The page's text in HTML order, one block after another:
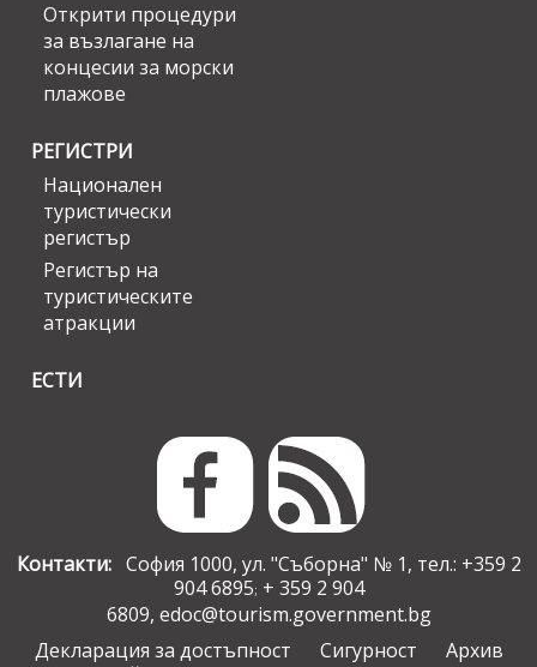
Открити процедури
за възлагане на
концесии за морски
плажове
РЕГИСТРИ
Национален
туристически
регистър
Регистър на
туристическите
атракции
ЕСТИ
Контакти:София 1000, ул. "Съборна" № 1, тел.: +359 2
904 6895; + 359 2 904
6809, edoc@tourism.government.bg
Декларация за достъпност
Сигурност
Архив